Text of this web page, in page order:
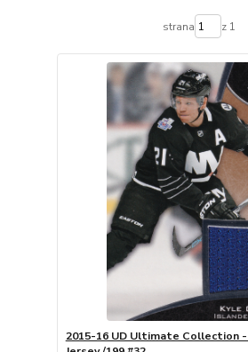
strana z 1
2015-16 UD Ultimate Collection